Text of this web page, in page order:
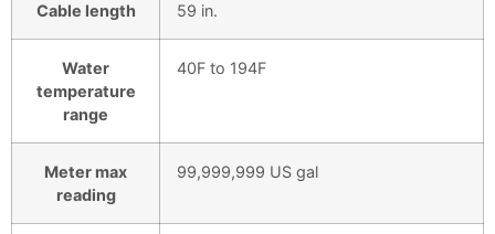
Cable length 59 in.
Water
temperature
range
40F to 194F
Meter max
reading
99,999,999 US gal